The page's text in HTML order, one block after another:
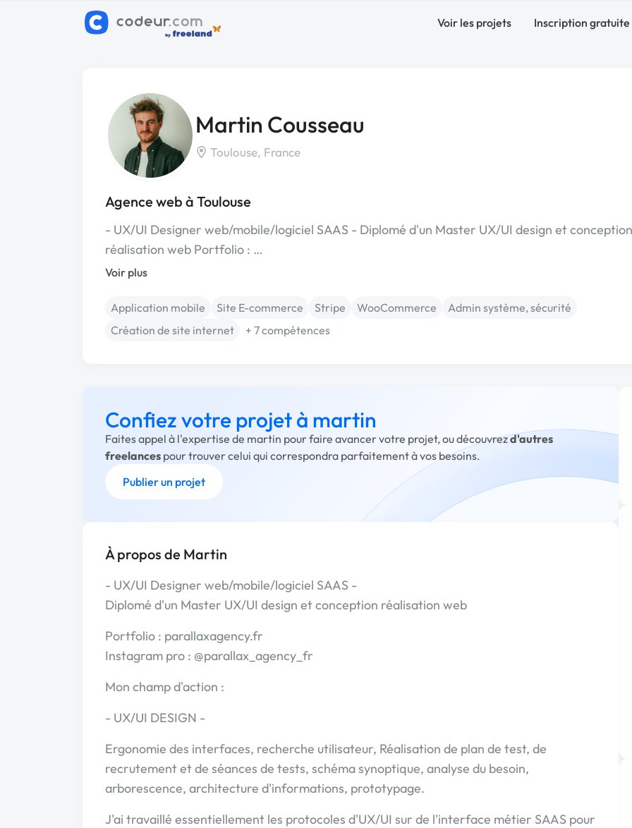
Voir les projets Inscription gratuite
Martin Cousseau
Toulouse, France
Agence web à Toulouse
- UX/UI Designer web/mobile/logiciel SAAS - Diplomé d'un Master UX/UI design et conception
réalisation web Portfolio : …
Voir plus
Application mobile Site E-commerce Stripe WooCommerce
Admin système, sécurité
Création de site internet
+ 7 compétences
Confiez votre projet à martin
Faites appel à l'expertise de martin pour faire avancer votre projet, ou découvrezd'autres
freelances pour trouver celui qui correspondra parfaitement à vos besoins.
Publier un projet
À propos de Martin
- UX/UI Designer web/mobile/logiciel SAAS -
Diplomé d'un Master UX/UI design et conception réalisation web
Portfolio : parallaxagency.fr
Instagram pro : @parallax_agency_fr
Mon champ d'action :
- UX/UI DESIGN -
Ergonomie des interfaces, recherche utilisateur, Réalisation de plan de test, de
recrutement et de séances de tests, schéma synoptique, analyse du besoin,
arborescence, architecture d'informations, prototypage.
J'ai travaillé essentiellement les protocoles d'UX/UI sur de l'interface métier SAAS pour